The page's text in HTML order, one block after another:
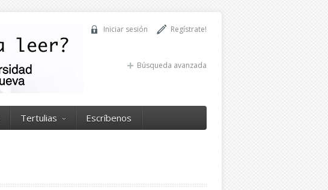
Regístrate!
Iniciar sesión
Búsqueda avanzada
Tertulias Escríbenos